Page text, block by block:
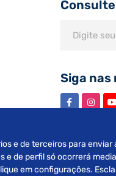
Siga nas
e de terceiros para enviar
e de perfil só ocorrerá
em configurações.